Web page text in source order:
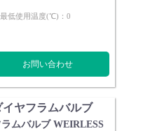
低使用温度(℃)：0
お問い合わせ
ヤフラムバルブ
ムバルブ WEIRLESS